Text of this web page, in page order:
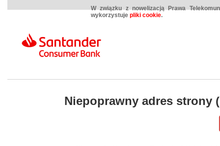
W związku z nowelizacją Prawa
wykorzystuje pliki cookie.
Niepoprawny adres strony